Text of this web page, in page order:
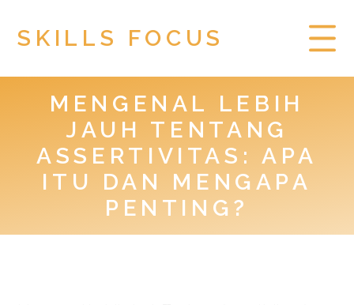
SKILLS FOCUS
HOME
PRIVACY POLICY
TOGEL HONGKONG
MENGENAL LEBIH
JAUH TENTANG
ASSERTIVITAS: APA
ITU DAN MENGAPA
PENTING?